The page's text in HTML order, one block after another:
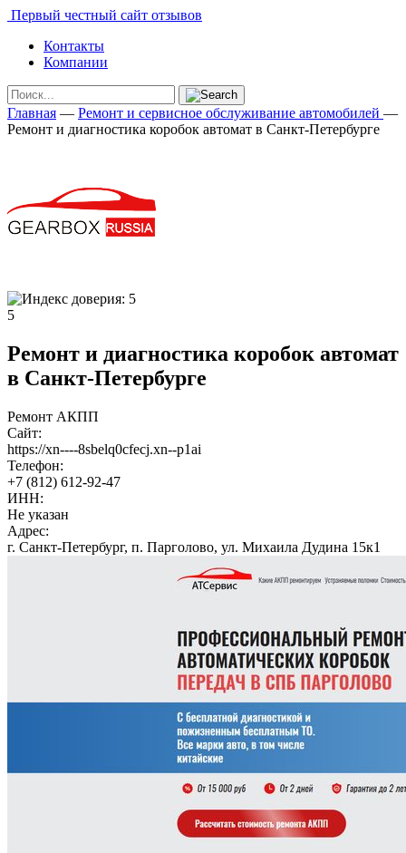
Первый честный сайт отзывов
Контакты
Компании
Главная — Ремонт и сервисное обслуживание автомобилей —
Ремонт и диагностика коробок автомат в Санкт-Петербурге
5
Ремонт и диагностика коробок автомат
в Санкт-Петербурге
Ремонт АКПП
Сайт:
https://xn----8sbelq0cfecj.xn--p1ai
Телефон:
+7 (812) 612-92-47
ИНН:
Не указан
Адрес:
г. Санкт-Петербург, п. Парголово, ул. Михаила Дудина 15к1